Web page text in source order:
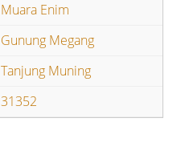
Muara Enim
Gunung Megang
Tanjung Muning
31352